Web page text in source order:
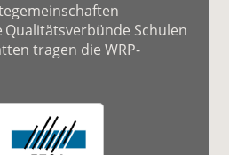
Schulen
tragen die WRP-